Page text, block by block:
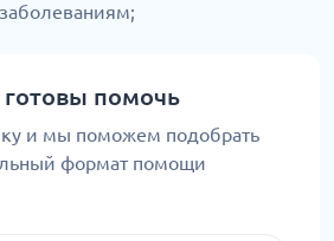
помочь
и мы поможем подобрать
формат помощи